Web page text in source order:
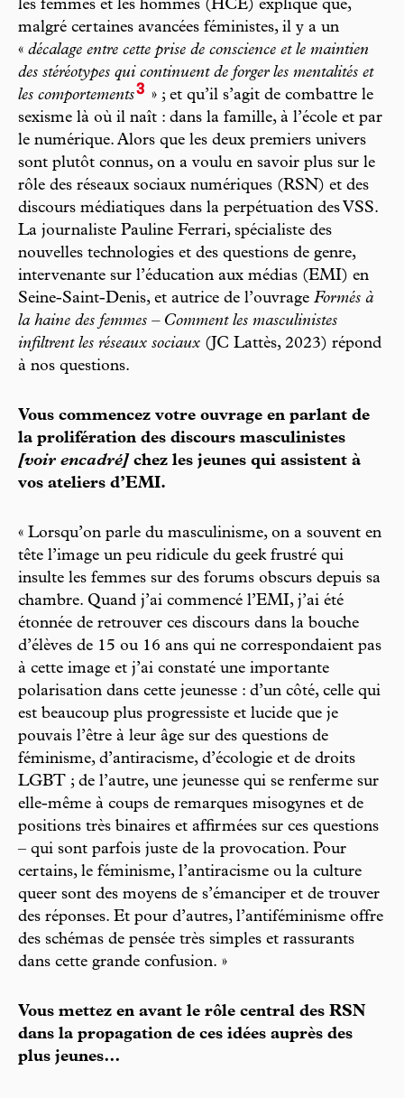
les femmes et les hommes (HCE) explique que,
malgré certaines avancées féministes, il y a un
« décalage entre cette prise de conscience et le maintien
des stéréotypes qui continuent de forger les mentalités et
les comportements3 » ; et qu’il s’agit de combattre le
sexisme là où il naît : dans la famille, à l’école et par
le numérique. Alors que les deux premiers univers
sont plutôt connus, on a voulu en savoir plus sur le
rôle des réseaux sociaux numériques (RSN) et des
discours médiatiques dans la perpétuation des VSS.
La journaliste Pauline Ferrari, spécialiste des
nouvelles technologies et des questions de genre,
intervenante sur l’éducation aux médias (EMI) en
Seine-Saint-Denis, et autrice de l’ouvrage Formés à
la haine des femmes – Comment les masculinistes
infiltrent les réseaux sociaux (JC Lattès, 2023) répond
à nos questions.
Vous commencez votre ouvrage en parlant de
la prolifération des discours masculinistes
[voir encadré] chez les jeunes qui assistent à
vos ateliers d’EMI.
« Lorsqu’on parle du masculinisme, on a souvent en
tête l’image un peu ridicule du geek frustré qui
insulte les femmes sur des forums obscurs depuis sa
chambre. Quand j’ai commencé l’EMI, j’ai été
étonnée de retrouver ces discours dans la bouche
d’élèves de 15 ou 16 ans qui ne correspondaient pas
à cette image et j’ai constaté une importante
polarisation dans cette jeunesse : d’un côté, celle qui
est beaucoup plus progressiste et lucide que je
pouvais l’être à leur âge sur des questions de
féminisme, d’antiracisme, d’écologie et de droits
LGBT ; de l’autre, une jeunesse qui se renferme sur
elle-même à coups de remarques misogynes et de
positions très binaires et affirmées sur ces questions
– qui sont parfois juste de la provocation. Pour
certains, le féminisme, l’antiracisme ou la culture
queer sont des moyens de s’émanciper et de trouver
des réponses. Et pour d’autres, l’antiféminisme offre
des schémas de pensée très simples et rassurants
dans cette grande confusion. »
Vous mettez en avant le rôle central des RSN
dans la propagation de ces idées auprès des
plus jeunes…